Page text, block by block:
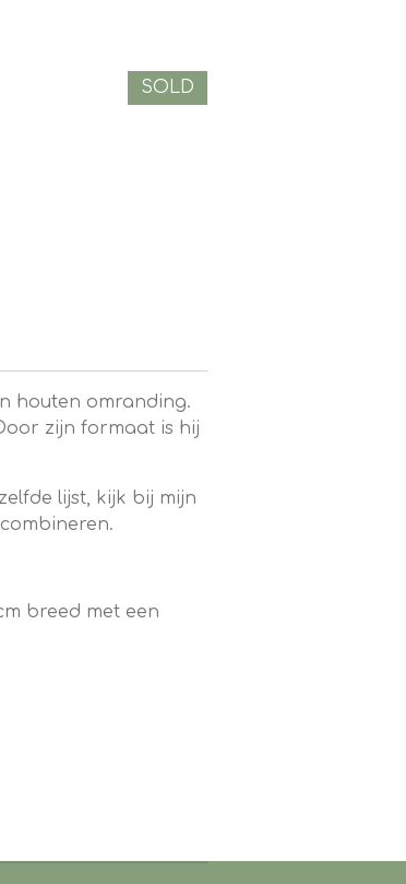
SOLD
houten omranding.
zijn formaat is hij
lijst, kijk bij mijn
breed met een